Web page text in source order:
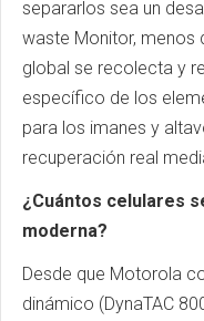
separarlos sea un
waste Monitor, menos
global se recolecta y
específico de los
para los imanes y
recuperación real
¿Cuántos celulares
moderna?
Desde que Motorola
dinámico (DynaTAC